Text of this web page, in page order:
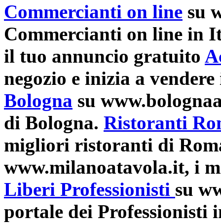
Commercianti on line su
Commercianti on line in
il tuo annuncio gratuito
negozio e inizia a
Bologna su
di Bologna. Ristoranti
migliori ristoranti di
www.milanoatavola.it, i
Liberi Professionisti su
portale dei Professionisti